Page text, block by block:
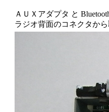
ＡＵＸアダプタ と
ラジオ背面のコネクタか